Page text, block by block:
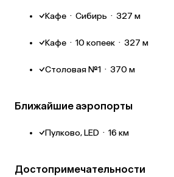
Кафе · Сибирь · 327 м
Кафе · 10 копеек · 327 м
Столовая №1 · 370 м
Ближайшие аэропорты
Пулково, LED · 16 км
Достопримечательности